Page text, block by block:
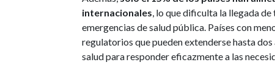
internacionales, lo que dificulta la llegada
emergencias de salud pública. Países con
regulatorios que pueden extenderse hasta
salud para responder eficazmente a las